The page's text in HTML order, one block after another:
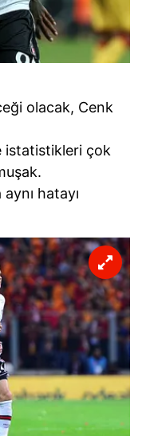
olacak, Cenk
istatistikleri çok
hatayı